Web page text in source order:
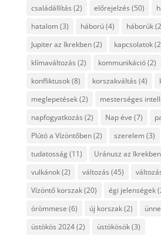
családállítás (2) előrejelzés (50)
hatalom (3) háború(4) háborúk
Jupiter az Ikrekben(2) kapcsolatok
klímaváltozás (2) kommunikáció(2)
konfliktusok(8) korszakváltás (4)
meglepetések(2) mesterséges
napfogyatkozás (2) Nap éve (7)
Plútó a Vízöntőben(2) szerelem (3)
tudatosság(11) Uránusz az Ikrekben
vulkánok(2) változás (45)
Vízöntő korszak(20) égi jelenségek
örömmese (6) új korszak(2)
üstökös 2024(2) üstökösök(3)